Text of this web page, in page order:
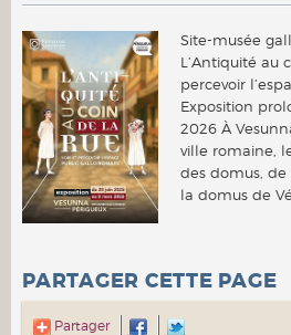
Site-musée
L’Antiquité au
percevoir
Exposition
2026 À
ville romaine,
des domus,
la domus de
PARTAGER CETTE PAGE
Partager